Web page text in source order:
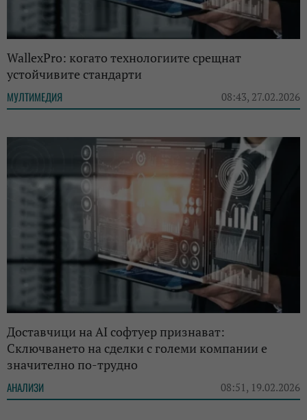
WallexPro: когато технологиите срещнат
устойчивите стандарти
МУЛТИМЕДИЯ 08:43, 27.02.2026
Доставчици на AI софтуер признават:
Сключването на сделки с големи компании е
значително по-трудно
АНАЛИЗИ 08:51, 19.02.2026